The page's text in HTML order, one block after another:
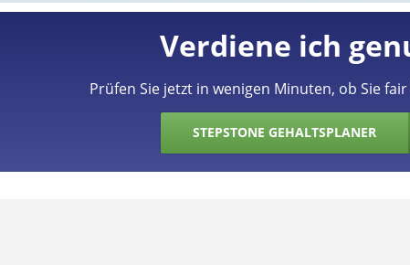
Verdiene ich
Prüfen Sie jetzt in wenigen Minuten, ob Sie
STEPSTONE GEHALTSPLANER